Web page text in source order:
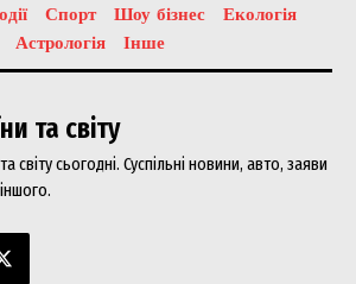
News Week
Magazine PRO
Спорт Шоу бізнес
Екологія
Астрологія
Інше
та світу
світу сьогодні. Суспільні новини, авто, заяви